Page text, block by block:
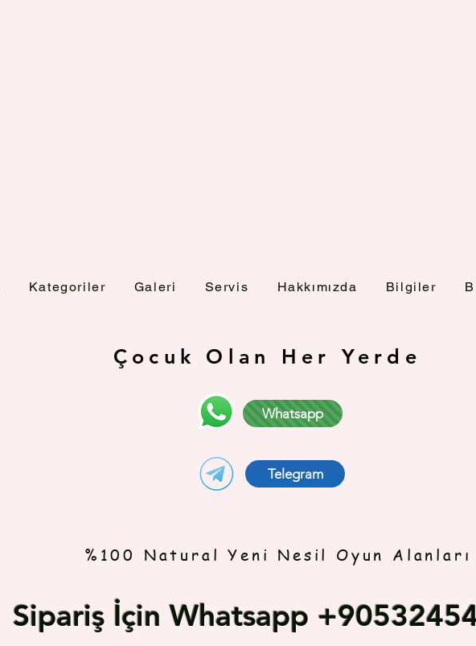
Kategoriler Galeri Servis Hakkımızda Bilgiler
Çocuk Olan Her Yerde
Whatsapp
Telegram
%100 Natural Yeni Nesil Oyun Alanları
Sipariş İçin Whatsapp